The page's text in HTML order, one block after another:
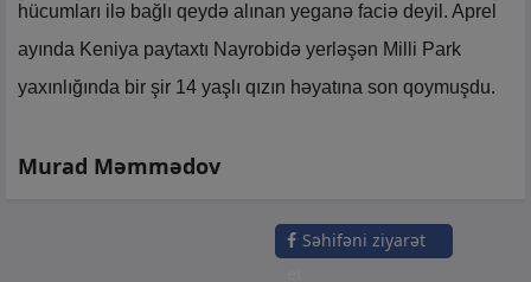
hücumları ilə bağlı qeydə alınan yeganə faciə deyil. Aprel
ayında Keniya paytaxtı Nayrobidə yerləşən Milli Park
yaxınlığında bir şir 14 yaşlı qızın həyatına son qoymuşdu.
Murad Məmmədov
Səhifəni ziyarət